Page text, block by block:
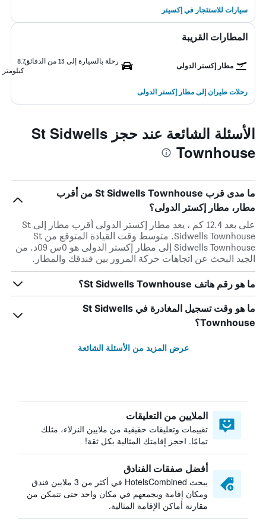
سيارات للاستئجار في إكسيتر
المطارات القريبة
مطار إكستر الدولى
رحلة بالسيارة إلى 13 من الدقائق
8.7
كيلومتر
رحلات طيران إلى مطار إكستر الدولى
الأسئلة الشائعة عند حجز St Sidwells
Townhouse
ما مدى قرب St Sidwells Townhouse من أقرب
مطار، مطار إكستر الدولى؟
على بعد 12.4 كم ، يعد مطار إكستر الدولى أقرب مطار إلى St
Sidwells Townhouse. متوسط وقت القيادة المتوقع من St
Sidwells Townhouse إلى مطار إكستر الدولى هو 0س 09د. من
الجيد البحث عن اتجاهات حركة المرور بين فندقك والمطار.
ما هو رقم هاتف St Sidwells Townhouse؟
ما هو وقت تسجيل المغادرة في St Sidwells
Townhouse؟
عرض المزيد من الأسئلة الشائعة
الملايين من التعليقات
تقييمات وتعليقات حقيقية من ملايين النزلاء، مثلك
تمامًا. احجز إقامتك المثالية بكل ثقة!
أفضل صفقات الفنادق
يبحث HotelsCombined في أكثر من 3 ملايين فندق
ومكان إقامة ويجمعهم في مكان واحد حتى تتمكن من
مقارنة أماكن الإقامة المثالية.